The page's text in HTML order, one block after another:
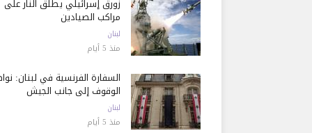
زورق إسرائيلي يطلق النار على
مراكب الصيادين
لبنان
منذ 5 أيام
السفارة الفرنسية في لبنان:
الوقوف إلى جانب الجيش
لبنان
منذ 5 أيام